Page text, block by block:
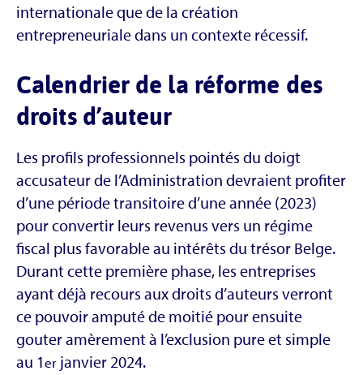
internationale que de la création
entrepreneuriale dans un contexte récessif.
Calendrier de la réforme des
droits d’auteur
Les profils professionnels pointés du doigt
accusateur de l’Administration devraient profiter
d’une période transitoire d’une année (2023)
pour convertir leurs revenus vers un régime
fiscal plus favorable au intérêts du trésor Belge.
Durant cette première phase, les entreprises
ayant déjà recours aux droits d’auteurs verront
ce pouvoir amputé de moitié pour ensuite
gouter amèrement à l’exclusion pure et simple
au 1er janvier 2024.